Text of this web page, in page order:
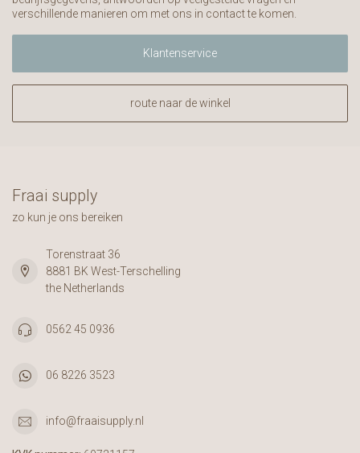
verschillende manieren om met ons in contact te komen.
Klantenservice
route naar de winkel
Fraai supply
zo kun je ons bereiken
Torenstraat 36
8881 BK West-Terschelling
the Netherlands
0562 45 0936
06 8226 3523
info@fraaisupply.nl